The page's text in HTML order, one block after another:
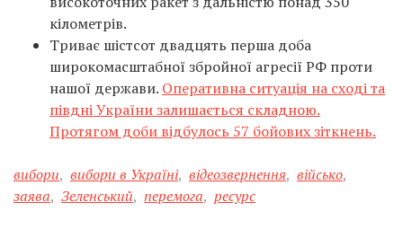
кілометрів.
Триває шістсот двадцять перша доба
широкомасштабної збройної агресії РФ проти
нашої держави. Оперативна ситуація на сході та
півдні України залишається складною.
Протягом доби відбулось 57 бойових зіткнень.
вибори, вибори в Україні, відеозвернення, військо,
заява, Зеленський, перемога, ресурс